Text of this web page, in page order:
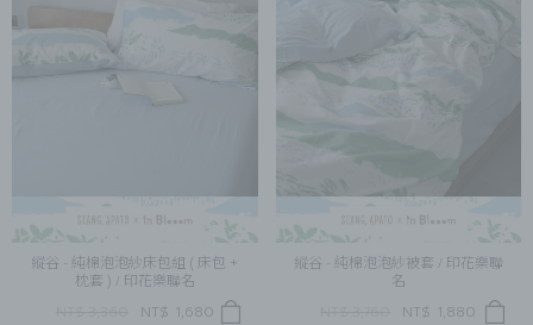
縱谷 - 純棉泡泡紗床包組 ( 床包 +
枕套 ) / 印花樂聯名
NT$ 1,680
縱谷 - 純棉泡泡紗被套 / 印花樂聯
名
NT$ 1,880